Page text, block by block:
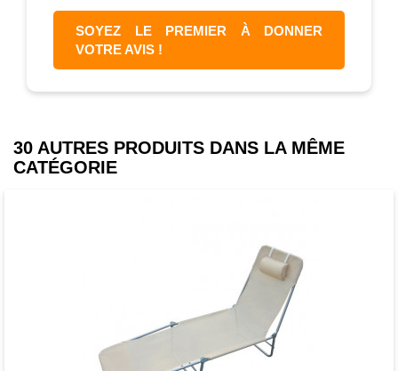
SOYEZ LE PREMIER À DONNER
VOTRE AVIS !
30 AUTRES PRODUITS DANS LA MÊME
CATÉGORIE